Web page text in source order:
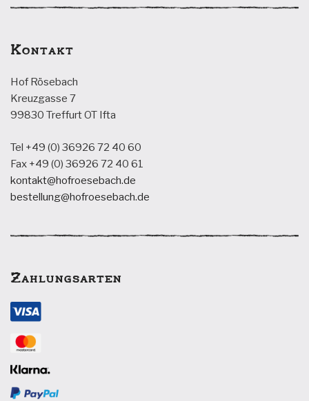
Kontakt
Hof Rösebach
Kreuzgasse 7
99830 Treffurt OT Ifta
Tel +49 (0) 36926 72 40 60
Fax +49 (0) 36926 72 40 61
kontakt@hofroesebach.de
bestellung@hofroesebach.de
Zahlungsarten